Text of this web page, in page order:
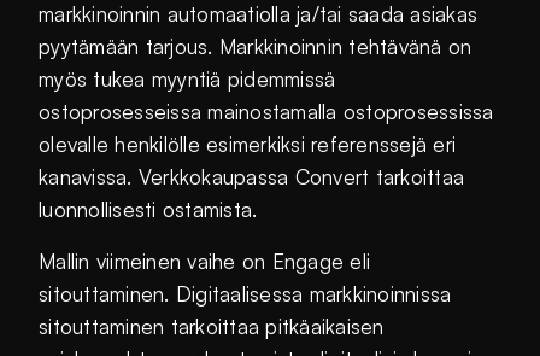
markkinoinnin automaatiolla ja/tai saada asiakas
pyytämään tarjous. Markkinoinnin tehtävänä on
myös tukea myyntiä pidemmissä
ostoprosesseissa mainostamalla ostoprosessissa
olevalle henkilölle esimerkiksi referenssejä eri
kanavissa. Verkkokaupassa Convert tarkoittaa
luonnollisesti ostamista.
Mallin viimeinen vaihe on Engage eli
sitouttaminen. Digitaalisessa markkinoinnissa
sitouttaminen tarkoittaa pitkäaikaisen